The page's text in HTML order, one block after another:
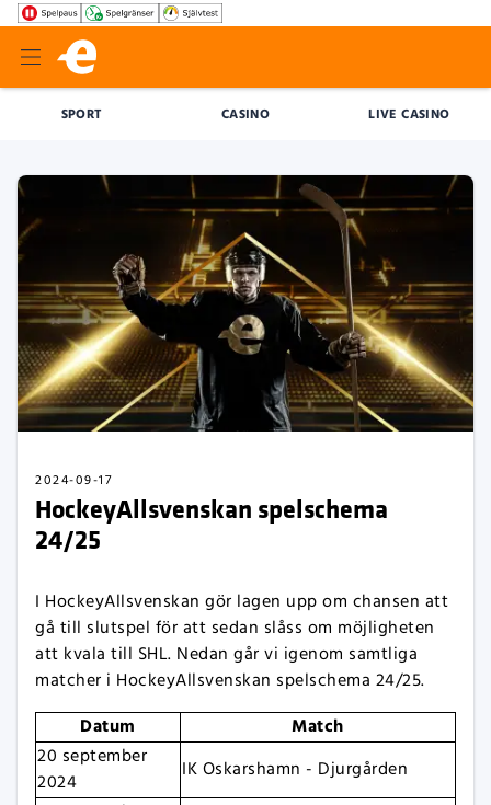
SPORT CASINO LIVE CASINO
2024-09-17
HockeyAllsvenskan spelschema
24/25
I HockeyAllsvenskan gör lagen upp om chansen att
gå till slutspel för att sedan slåss om möjligheten
att kvala till SHL. Nedan går vi igenom samtliga
matcher i HockeyAllsvenskan spelschema 24/25.
Datum Match
20 september
2024
IK Oskarshamn - Djurgården